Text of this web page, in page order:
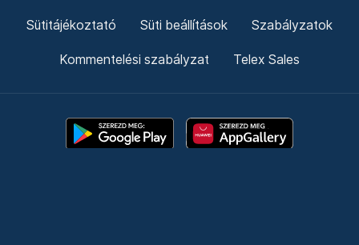
Sütitájékoztató Süti beállítások Szabályzatok
Kommentelési szabályzat Telex Sales